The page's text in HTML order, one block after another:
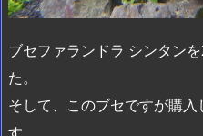
ブセファランドラ シンタン
た。
そして、このブセですが購